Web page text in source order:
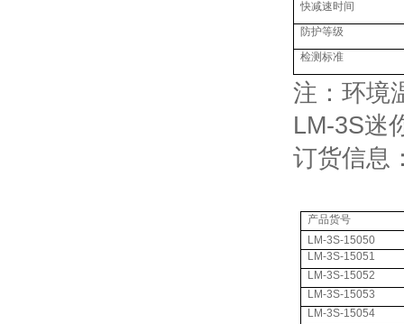
快减速时间
防护等级
检测标准
注：环境
LM-3S迷
订货信息
产品货号
LM-3S-15050
LM-3S-15051
LM-3S-15052
LM-3S-15053
LM-3S-15054